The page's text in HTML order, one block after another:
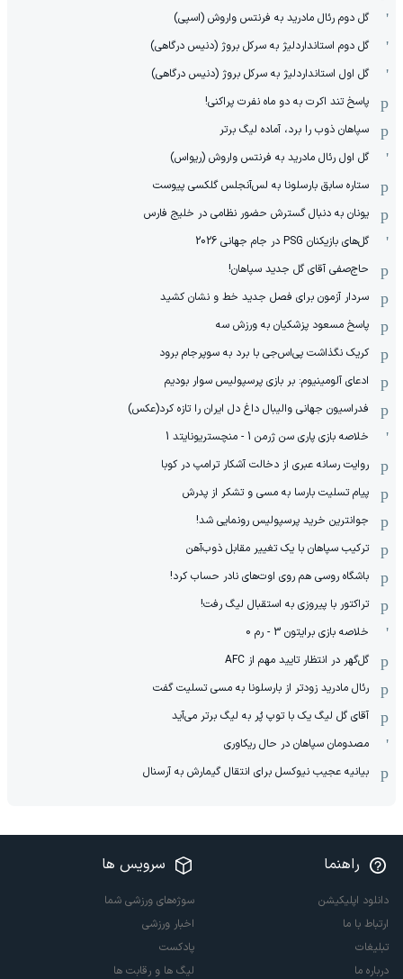
گل دوم رئال مادرید به فرنتس واروش (اسپی)
گل دوم استانداردلیژ به سرکل بروژ (دنیس درگاهی)
گل اول استانداردلیژ به سرکل بروژ (دنیس درگاهی)
پاسخ تند اکرت به دو ماه نفرت پراکنی!
سپاهان ذوب را برد، آماده لیگ برتر
گل اول رئال مادرید به فرنتس واروش (ریواس)
ستاره سابق بارسلونا به لس‌آنجلس گلکسی پیوست
یونان به دنبال گسترش حضور نظامی در خلیج فارس
گل‌های بازیکنان PSG در جام جهانی 2026
حاج‌صفی آقای گل جدید سپاهان!
سردار آزمون برای فصل جدید خط و نشان کشید
پاسخ مسعود پزشکیان به ورزش سه
کریک نگذاشت پی‌اس‌جی با برد به سوپرجام برود
ادعای آلومینیوم: بر بازی پرسپولیس سوار بودیم
فدراسیون جهانی والیبال داغ دل ایران را تازه کرد(عکس)
خلاصه بازی پاری سن ژرمن 1 - منچستریونایتد 1
روایت رسانه عبری از دخالت آشکار ترامپ در کوبا
پیام تسلیت بارسا به مسی و تشکر از پدرش
جوانترین خرید پرسپولیس رونمایی شد!
ترکیب سپاهان با یک تغییر مقابل ذوب‌آهن
باشگاه روسی هم روی اوت‌های نادر حساب کرد!
تراکتور با پیروزی به استقبال لیگ رفت!
خلاصه بازی برایتون 3 - رم 0
گل‌گهر در انتظار تایید مهم از ‌AFC
رئال مادرید زودتر از بارسلونا به مسی تسلیت گفت
آقای گل لیگ یک با توپ پُر به لیگ برتر می‌آید
مصدومان سپاهان در حال ریکاوری
بیانیه عجیب نیوکسل برای انتقال گیمارش به آرسنال
راهنما
دانلود اپلیکیشن
ارتباط با ما
تبلیغات
درباره ما
سرویس ها
سوژه‌های ورزشی شما
اخبار ورزشی
پادکست
لیگ ها و رقابت ها